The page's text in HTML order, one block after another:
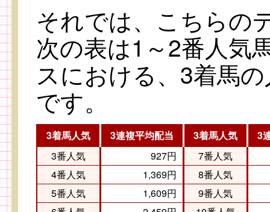
それでは、こちらの
次の表は1～2番人気
スにおける、3着馬
です。
3着馬人気 3連複平均配当 3着馬人気
3
3番人気
927円
7番人気
4番人気
1,369円
8番人気
5番人気
1,609円
9番人気